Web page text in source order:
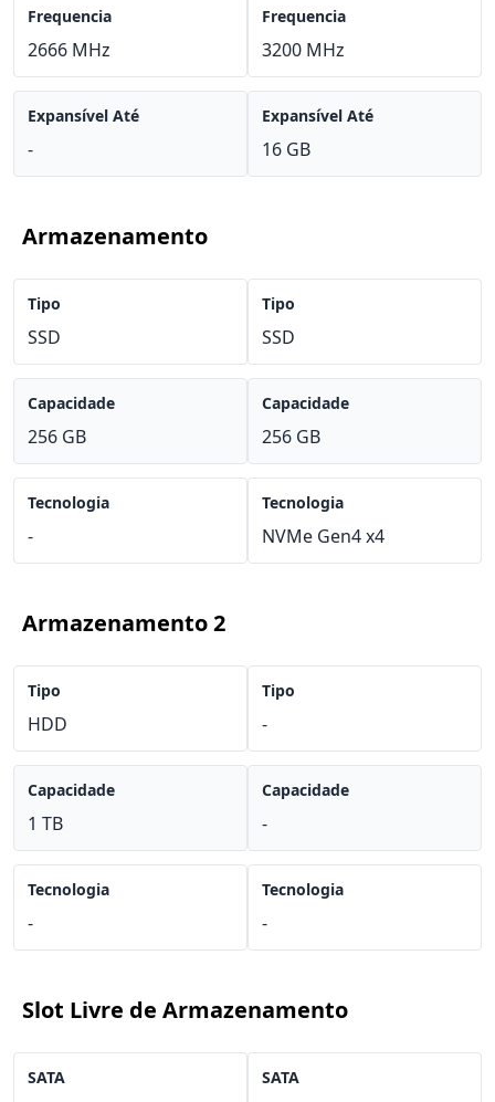
Frequencia
2666 MHz
Expansível Até
-
Frequencia
3200 MHz
Expansível Até
16 GB
Armazenamento
Tipo
SSD
Capacidade
256 GB
Tecnologia
-
Tipo
SSD
Capacidade
256 GB
Tecnologia
NVMe Gen4 x4
Armazenamento 2
Tipo
HDD
Capacidade
1 TB
Tecnologia
-
Tipo
-
Capacidade
-
Tecnologia
-
Slot Livre de Armazenamento
SATA SATA